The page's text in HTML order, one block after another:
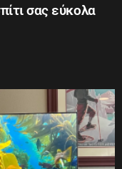
σας εύκολα